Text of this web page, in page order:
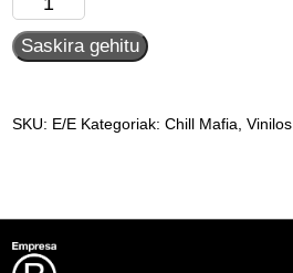
Mafia
-
ohore
la
despedida
(vinilo)
Saskira gehitu
SKU: E/E Kategoriak:Chill Mafia,Vinilos